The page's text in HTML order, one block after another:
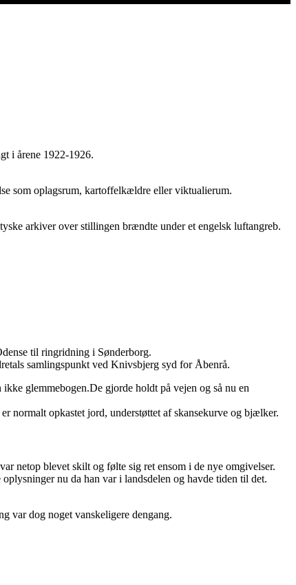
i årene 1922-1926.
som oplagsrum, kartoffelkældre eller viktualierum.
arkiver over stillingen brændte under et engelsk luftangreb.
til ringridning i Sønderborg.
samlingspunkt ved Knivsbjerg syd for Åbenrå.
glemmebogen.De gjorde holdt på vejen og så nu en
normalt opkastet jord, understøttet af skansekurve og bjælker.
netop blevet skilt og følte sig ret ensom i de nye omgivelser.
nu da han var i landsdelen og havde tiden til det.
var dog noget vanskeligere dengang.